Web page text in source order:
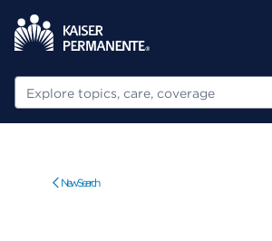
Buscar
New Search